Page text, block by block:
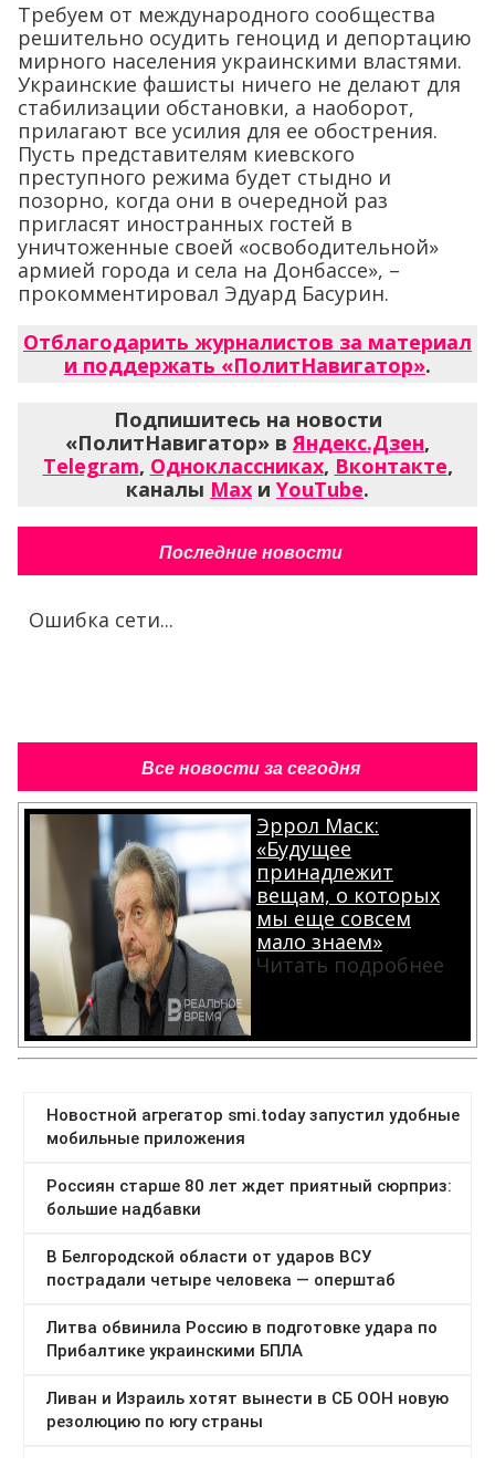
Требуем от международного сообщества
решительно осудить геноцид и депортацию
мирного населения украинскими властями.
Украинские фашисты ничего не делают для
стабилизации обстановки, а наоборот,
прилагают все усилия для ее обострения.
Пусть представителям киевского
преступного режима будет стыдно и
позорно, когда они в очередной раз
пригласят иностранных гостей в
уничтоженные своей «освободительной»
армией города и села на Донбассе», –
прокомментировал Эдуард Басурин.
Отблагодарить журналистов за материал
и поддержать «ПолитНавигатор».
Подпишитесь на новости
«ПолитНавигатор» вЯндекс.Дзен,
Telegram, Одноклассниках, Вконтакте,
каналы Max и YouTube.
Последние новости
Ошибка сети...
Все новости за сегодня
Эррол Маск:
«Будущее
принадлежит
вещам, о которых
мы еще совсем
мало знаем»
Читать подробнее